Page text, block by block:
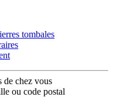
tombales
de chez vous
ou code postal